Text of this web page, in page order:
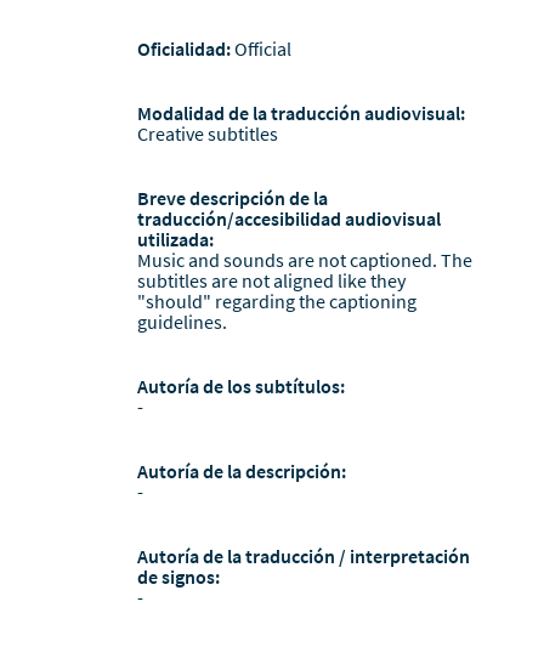
Oficialidad:Official
Modalidad de la traducción audiovisual:
Creative subtitles
Breve descripción de la
traducción/accesibilidad audiovisual
utilizada:
Music and sounds are not captioned. The
subtitles are not aligned like they
"should" regarding the captioning
guidelines.
Autoría de los subtítulos:
-
Autoría de la descripción:
-
Autoría de la traducción / interpretación
de signos:
-